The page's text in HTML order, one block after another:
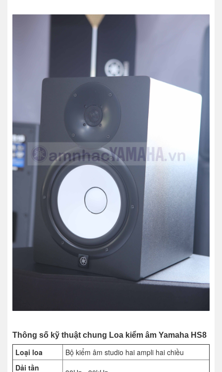
Thông số kỹ thuật chung Loa kiểm âm Yamaha HS8
Loại loa
Bộ kiểm âm studio hai ampli hai chiều
Dải tần